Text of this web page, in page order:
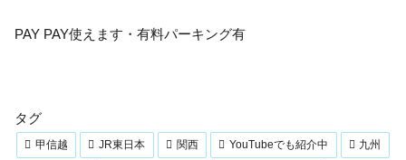
PAY PAY使えます・有料パーキング有
タグ
甲信越 JR東日本 関西 YouTubeでも紹介中 九州